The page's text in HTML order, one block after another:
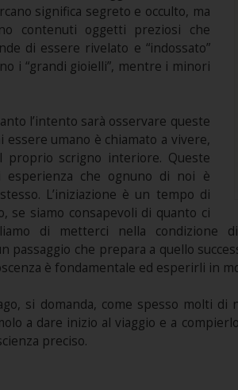
significa segreto e occulto, ma
contenuti oggetti preziosi che
di essere rivelato e “indossato”
i “grandi gioielli”, mentre i minori
l’intento sarà osservare queste
umano è chiamato a vivere,
proprio scrigno interiore. Queste
che ognuno di noi è
L’iniziazione è un tempo di
se siamo consapevoli di quanto ci
di metterci nella condizione
passaggio che prepara a quello
è fondamentale ed esperirli in
si domanda, come spesso molti di
a dare inizio al viaggio e a
preciso.